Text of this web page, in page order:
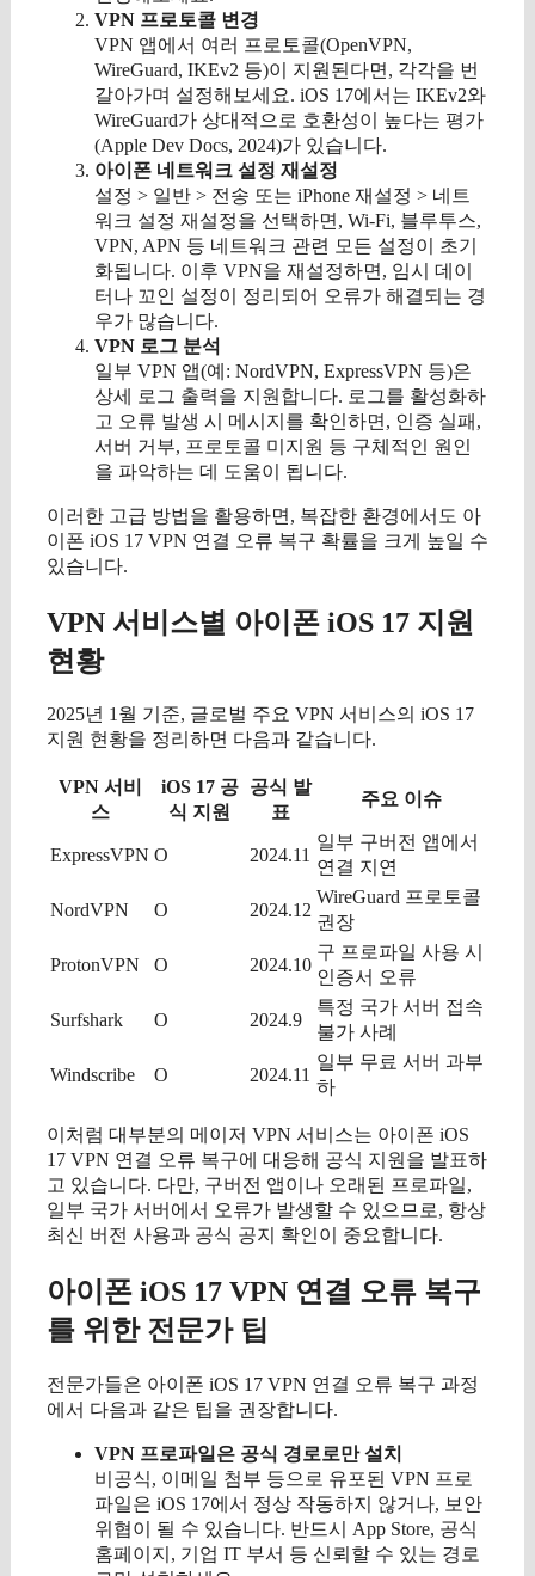
VPN 프로토콜 변경
VPN 앱에서 여러 프로토콜(OpenVPN,
WireGuard, IKEv2 등)이 지원된다면, 각각을 번
갈아가며 설정해보세요. iOS 17에서는 IKEv2와
WireGuard가 상대적으로 호환성이 높다는 평가
(Apple Dev Docs, 2024)가 있습니다.
아이폰 네트워크 설정 재설정
설정 > 일반 > 전송 또는 iPhone 재설정 > 네트
워크 설정 재설정을 선택하면, Wi-Fi, 블루투스,
VPN, APN 등 네트워크 관련 모든 설정이 초기
화됩니다. 이후 VPN을 재설정하면, 임시 데이
터나 꼬인 설정이 정리되어 오류가 해결되는 경
우가 많습니다.
VPN 로그 분석
일부 VPN 앱(예: NordVPN, ExpressVPN 등)은
상세 로그 출력을 지원합니다. 로그를 활성화하
고 오류 발생 시 메시지를 확인하면, 인증 실패,
서버 거부, 프로토콜 미지원 등 구체적인 원인
을 파악하는 데 도움이 됩니다.
이러한 고급 방법을 활용하면, 복잡한 환경에서도 아
이폰 iOS 17 VPN 연결 오류 복구 확률을 크게 높일 수
있습니다.
VPN 서비스별 아이폰 iOS 17 지원
현황
2025년 1월 기준, 글로벌 주요 VPN 서비스의 iOS 17
지원 현황을 정리하면 다음과 같습니다.
VPN 서비
스
iOS 17 공
식 지원
공식 발
표
주요 이슈
ExpressVPN O 2024.11
일부 구버전 앱에서
연결 지연
NordVPN O 2024.12
WireGuard 프로토콜
권장
ProtonVPN O 2024.10
구 프로파일 사용 시
인증서 오류
Surfshark O 2024.9
특정 국가 서버 접속
불가 사례
Windscribe O 2024.11
일부 무료 서버 과부
하
이처럼 대부분의 메이저 VPN 서비스는 아이폰 iOS
17 VPN 연결 오류 복구에 대응해 공식 지원을 발표하
고 있습니다. 다만, 구버전 앱이나 오래된 프로파일,
일부 국가 서버에서 오류가 발생할 수 있으므로, 항상
최신 버전 사용과 공식 공지 확인이 중요합니다.
아이폰 iOS 17 VPN 연결 오류 복구
를 위한 전문가 팁
전문가들은 아이폰 iOS 17 VPN 연결 오류 복구 과정
에서 다음과 같은 팁을 권장합니다.
VPN 프로파일은 공식 경로로만 설치
비공식, 이메일 첨부 등으로 유포된 VPN 프로
파일은 iOS 17에서 정상 작동하지 않거나, 보안
위협이 될 수 있습니다. 반드시 App Store, 공식
홈페이지, 기업 IT 부서 등 신뢰할 수 있는 경로